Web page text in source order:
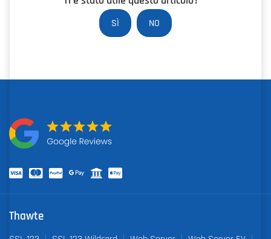
SÌ NO
Thawte